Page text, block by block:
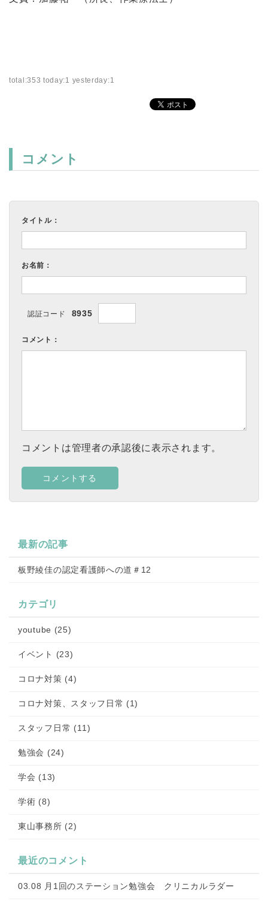
total:353 today:1 yesterday:1
コメント
タイトル：
お名前：
認証コード 8935
コメント：
コメントは管理者の承認後に表示されます。
最新の記事
板野綾佳の認定看護師への道＃12
カテゴリ
youtube (25)
イベント (23)
コロナ対策 (4)
コロナ対策、スタッフ日常 (1)
スタッフ日常 (11)
勉強会 (24)
学会 (13)
学術 (8)
東山事務所 (2)
最近のコメント
03.08 月1回のステーション勉強会 クリニカルラダー